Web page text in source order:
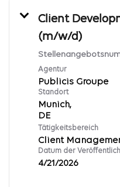
Client
(m/w/d)
Agentur
Publicis Groupe
Standort
Munich,
Tätigkeitsbereich
Client
Datum der
4/21/2026